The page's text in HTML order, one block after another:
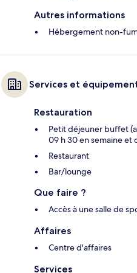
Autres informations
Hébergement non-
Services et
Restauration
Petit déjeuner buffet
09 h 30 en semaine et
Restaurant
Bar/lounge
Que faire ?
Accès à une salle de
Affaires
Centre d'affaires
Services